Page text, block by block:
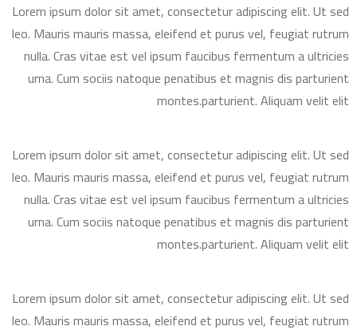
Lorem ipsum dolor sit amet, consectetur adipiscing elit. Ut sed
leo. Mauris mauris massa, eleifend et purus vel, feugiat rutrum
nulla. Cras vitae est vel ipsum faucibus fermentum a ultricies
urna. Cum sociis natoque penatibus et magnis dis parturient
montes.parturient. Aliquam velit elit
Lorem ipsum dolor sit amet, consectetur adipiscing elit. Ut sed
leo. Mauris mauris massa, eleifend et purus vel, feugiat rutrum
nulla. Cras vitae est vel ipsum faucibus fermentum a ultricies
urna. Cum sociis natoque penatibus et magnis dis parturient
montes.parturient. Aliquam velit elit
Lorem ipsum dolor sit amet, consectetur adipiscing elit. Ut sed
leo. Mauris mauris massa, eleifend et purus vel, feugiat rutrum